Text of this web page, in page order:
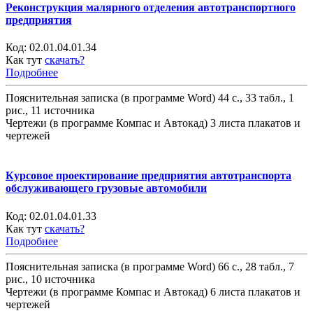
Реконструкция малярного отделения автотранспортного
предприятия
Код: 02.01.04.01.34
Как тут скачать?
Подробнее
Пояснительная записка (в программе Word) 44 с., 33 табл., 1
рис., 11 источника
Чертежи (в программе Компас и Автокад) 3 листа плакатов и
чертежей
Курсовое проектирование предприятия автотранспорта
обслуживающего грузовые автомобили
Код: 02.01.04.01.33
Как тут скачать?
Подробнее
Пояснительная записка (в программе Word) 66 с., 28 табл., 7
рис., 10 источника
Чертежи (в программе Компас и Автокад) 6 листа плакатов и
чертежей